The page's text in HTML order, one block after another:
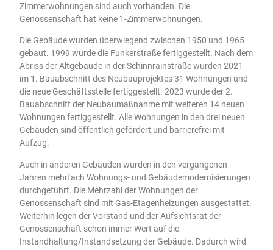
Zimmerwohnungen sind auch vorhanden. Die
Genossenschaft hat keine 1-Zimmerwohnungen.
Die Gebäude wurden überwiegend zwischen 1950 und 1965
gebaut. 1999 wurde die Funkerstraße fertiggestellt. Nach dem
Abriss der Altgebäude in der Schinnrainstraße wurden 2021
im 1. Bauabschnitt des Neubauprojektes 31 Wohnungen und
die neue Geschäftsstelle fertiggestellt. 2023 wurde der 2.
Bauabschnitt der Neubaumaßnahme mit weiteren 14 neuen
Wohnungen fertiggestellt. Alle Wohnungen in den drei neuen
Gebäuden sind öffentlich gefördert und barrierefrei mit
Aufzug.
Auch in anderen Gebäuden wurden in den vergangenen
Jahren mehrfach Wohnungs- und Gebäudemodernisierungen
durchgeführt. Die Mehrzahl der Wohnungen der
Genossenschaft sind mit Gas-Etagenheizungen ausgestattet.
Weiterhin legen der Vorstand und der Aufsichtsrat der
Genossenschaft schon immer Wert auf die
Instandhaltung/Instandsetzung der Gebäude. Dadurch wird